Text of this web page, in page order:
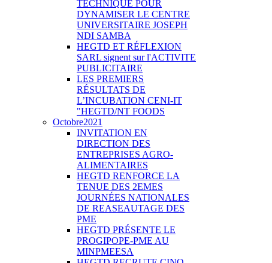
TECHNIQUE POUR
DYNAMISER LE CENTRE
UNIVERSITAIRE JOSEPH
NDI SAMBA
HEGTD ET RÉFLEXION
SARL signent sur l'ACTIVITE
PUBLICITAIRE
LES PREMIERS
RÉSULTATS DE
L’INCUBATION CENI-IT
"HEGTD/NT FOODS
Octobre2021
INVITATION EN
DIRECTION DES
ENTREPRISES AGRO-
ALIMENTAIRES
HEGTD RENFORCE LA
TENUE DES 2EMES
JOURNÉES NATIONALES
DE REASEAUTAGE DES
PME
HEGTD PRÉSENTE LE
PROGIPOPE-PME AU
MINPMEESA